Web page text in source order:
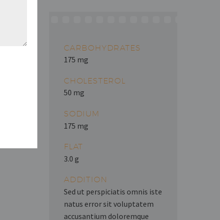
CARBOHYDRATES
175 mg
CHOLESTEROL
50 mg
SODIUM
175 mg
FLAT
3.0 g
ADDITION
Sed ut perspiciatis omnis iste
natus error sit voluptatem
accusantium doloremque